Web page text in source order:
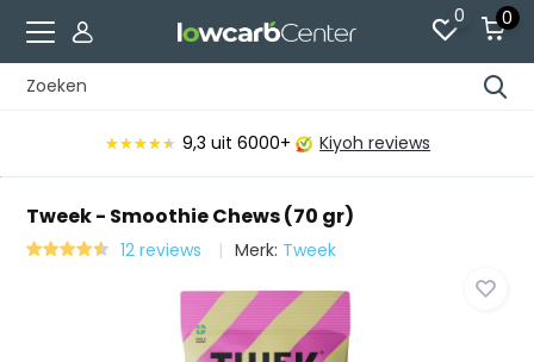
0 0
Voor 15:00 besteld, vandaag verzonden*
Tweek - Smoothie Chews (70 gr)
12 reviews Merk: Tweek